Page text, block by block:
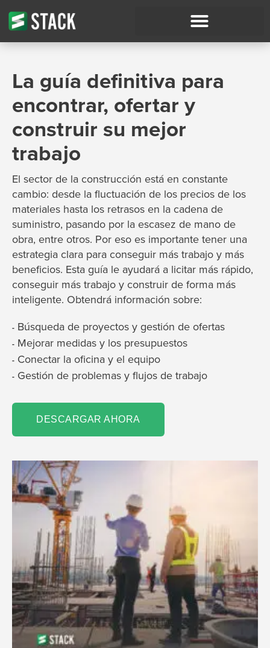
La guía definitiva para
encontrar, ofertar y
construir su mejor
trabajo
El sector de la construcción está en constante
cambio: desde la fluctuación de los precios de los
materiales hasta los retrasos en la cadena de
suministro, pasando por la escasez de mano de
obra, entre otros. Por eso es importante tener una
estrategia clara para conseguir más trabajo y más
beneficios. Esta guía le ayudará a licitar más rápido,
conseguir más trabajo y construir de forma más
inteligente. Obtendrá información sobre:
- Búsqueda de proyectos y gestión de ofertas
- Mejorar medidas y los presupuestos
- Conectar la oficina y el equipo
- Gestión de problemas y flujos de trabajo
DESCARGAR AHORA